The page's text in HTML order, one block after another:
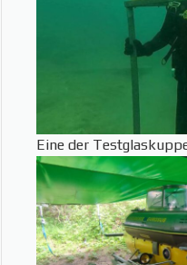
Eine der